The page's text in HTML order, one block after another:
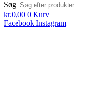
Søg
kr.0,00 0 Kurv
Facebook Instagram